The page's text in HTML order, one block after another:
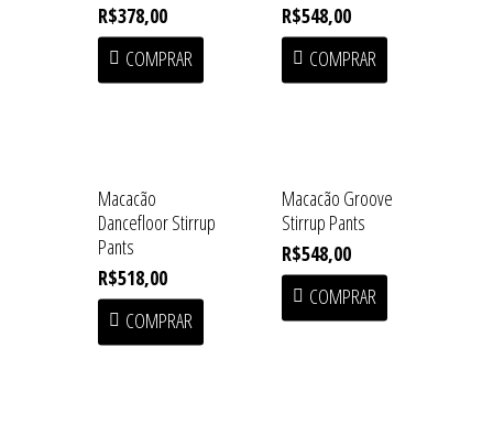
R$378,00
COMPRAR
R$548,00
COMPRAR
Macacão
Dancefloor Stirrup
Pants
R$518,00
COMPRAR
Macacão Groove
Stirrup Pants
R$548,00
COMPRAR
Home